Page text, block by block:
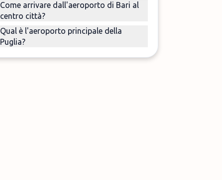
Come arrivare dall'aeroporto di Bari al
centro città?
Qual è l'aeroporto principale della
Puglia?